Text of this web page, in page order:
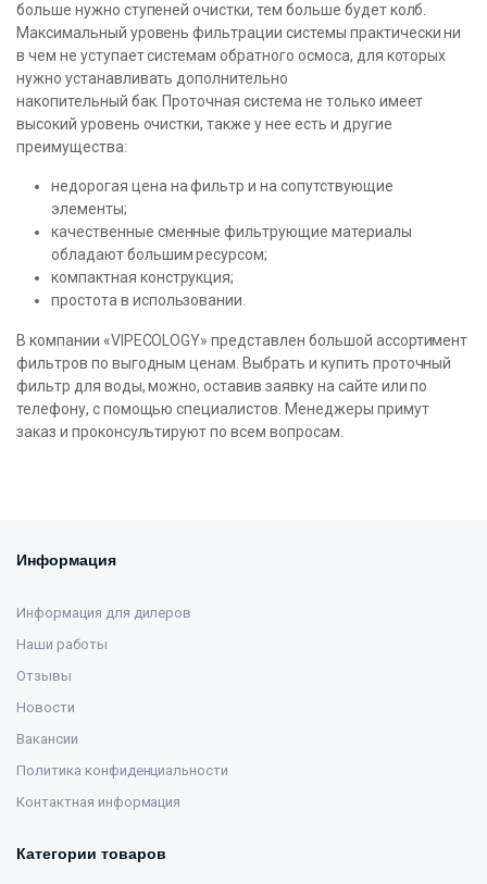
больше нужно ступеней очистки, тем больше будет колб.
Максимальный уровень фильтрации системы практически ни
в чем не уступает системам обратного осмоса, для которых
нужно устанавливать дополнительно
накопительный бак. Проточная система не только имеет
высокий уровень очистки, также у нее есть и другие
преимущества:
недорогая цена на фильтр и на сопутствующие
элементы;
качественные сменные фильтрующие материалы
обладают большим ресурсом;
компактная конструкция;
простота в использовании.
В компании «VIPECOLOGY» представлен большой ассортимент
фильтров по выгодным ценам. Выбрать и купить проточный
фильтр для воды, можно, оставив заявку на сайте или по
телефону, с помощью специалистов. Менеджеры примут
заказ и проконсультируют по всем вопросам.
Информация
Информация для дилеров
Наши работы
Отзывы
Новости
Вакансии
Политика конфиденциальности
Контактная информация
Категории товаров